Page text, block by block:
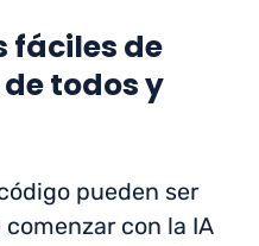
fáciles de
todos y
pueden ser
con la IA